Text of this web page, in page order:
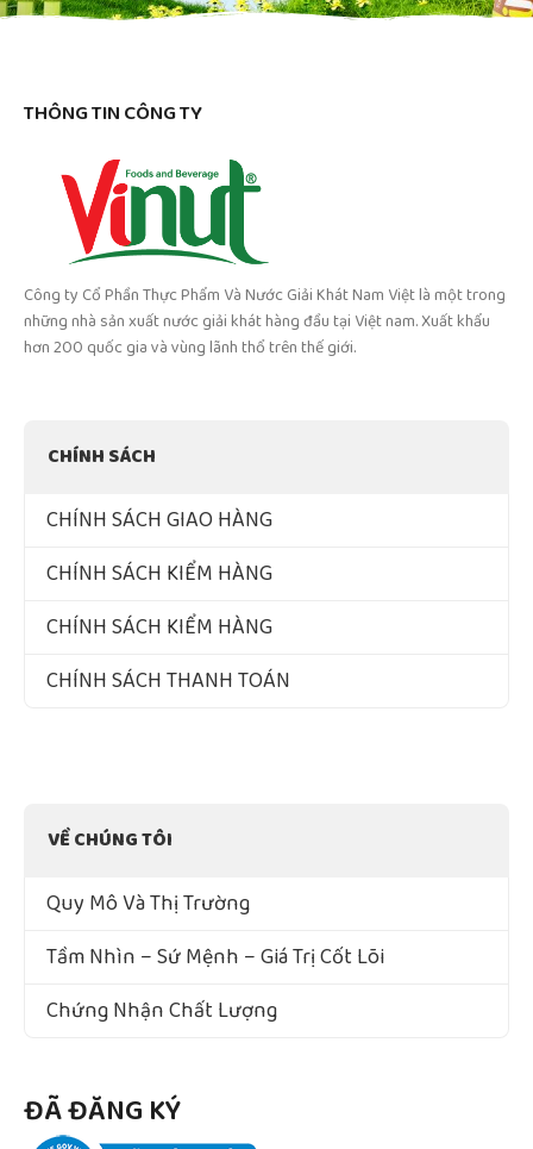
THÔNG TIN CÔNG TY
Công ty Cổ Phần Thực Phẩm Và Nước Giải Khát Nam Việt là một trong
những nhà sản xuất nước giải khát hàng đầu tại Việt nam. Xuất khẩu
hơn 200 quốc gia và vùng lãnh thổ trên thế giới.
CHÍNH SÁCH
CHÍNH SÁCH GIAO HÀNG
CHÍNH SÁCH KIỂM HÀNG
CHÍNH SÁCH KIỂM HÀNG
CHÍNH SÁCH THANH TOÁN
VỀ CHÚNG TÔI
Quy Mô Và Thị Trường
Tầm Nhìn – Sứ Mệnh – Giá Trị Cốt Lõi
Chứng Nhận Chất Lượng
ĐÃ ĐĂNG KÝ